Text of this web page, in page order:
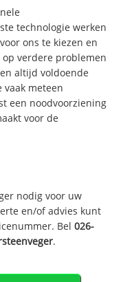
technologie werken
ons te kiezen en
verdere problemen
altijd voldoende
meteen
een noodvoorziening
voor de
nodig voor uw
en/of advies kunt
Bel026-
.